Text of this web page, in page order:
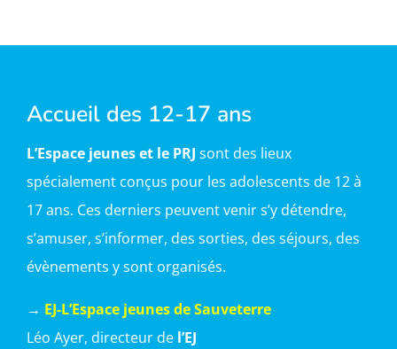
Accueil des 12-17 ans
L’Espace jeunes et le PRJ sont des lieux
spécialement conçus pour les adolescents de 12 à
17 ans. Ces derniers peuvent venir s’y détendre,
s’amuser, s’informer, des sorties, des séjours, des
évènements y sont organisés.
→ EJ-L’Espace jeunes de Sauveterre
Léo Ayer, directeur de l’EJ